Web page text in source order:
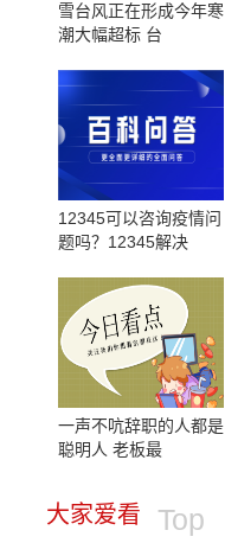
雪台风正在形成今年寒
潮大幅超标 台
12345可以咨询疫情问
题吗？12345解决
一声不吭辞职的人都是
聪明人 老板最
大家爱看 Top